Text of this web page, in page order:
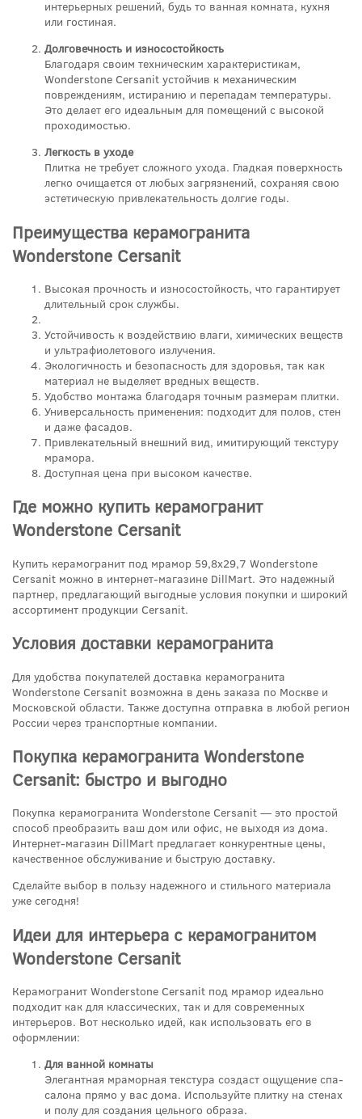
интерьерных решений, будь то ванная комната, кухня
или гостиная.
Долговечность и износостойкость
Благодаря своим техническим характеристикам,
Wonderstone Cersanit устойчив к механическим
повреждениям, истиранию и перепадам температуры.
Это делает его идеальным для помещений с высокой
проходимостью.
Легкость в уходе
Плитка не требует сложного ухода. Гладкая поверхность
легко очищается от любых загрязнений, сохраняя свою
эстетическую привлекательность долгие годы.
Преимущества керамогранита
Wonderstone Cersanit
Высокая прочность и износостойкость, что гарантирует
длительный срок службы.
Устойчивость к воздействию влаги, химических веществ
и ультрафиолетового излучения.
Экологичность и безопасность для здоровья, так как
материал не выделяет вредных веществ.
Удобство монтажа благодаря точным размерам плитки.
Универсальность применения: подходит для полов, стен
и даже фасадов.
Привлекательный внешний вид, имитирующий текстуру
мрамора.
Доступная цена при высоком качестве.
Где можно купить керамогранит
Wonderstone Cersanit
Купить керамогранит под мрамор 59,8x29,7 Wonderstone
Cersanit можно в интернет-магазине DillMart. Это надежный
партнер, предлагающий выгодные условия покупки и широкий
ассортимент продукции Cersanit.
Условия доставки керамогранита
Для удобства покупателей доставка керамогранита
Wonderstone Cersanit возможна в день заказа по Москве и
Московской области. Также доступна отправка в любой регион
России через транспортные компании.
Покупка керамогранита Wonderstone
Cersanit: быстро и выгодно
Покупка керамогранита Wonderstone Cersanit — это простой
способ преобразить ваш дом или офис, не выходя из дома.
Интернет-магазин DillMart предлагает конкурентные цены,
качественное обслуживание и быструю доставку.
Сделайте выбор в пользу надежного и стильного материала
уже сегодня!
Идеи для интерьера с керамогранитом
Wonderstone Cersanit
Керамогранит Wonderstone Cersanit под мрамор идеально
подходит как для классических, так и для современных
интерьеров. Вот несколько идей, как использовать его в
оформлении:
Для ванной комнаты
Элегантная мраморная текстура создаст ощущение спа-
салона прямо у вас дома. Используйте плитку на стенах
и полу для создания цельного образа.